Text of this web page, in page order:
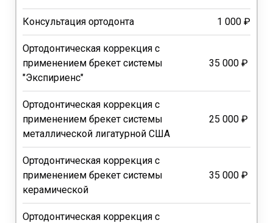
Консультация ортодонта 1 000 ₽
Ортодонтическая коррекция с
применением брекет системы
"Экспириенс"
35 000 ₽
Ортодонтическая коррекция с
применением брекет системы
металлической лигатурной США
25 000 ₽
Ортодонтическая коррекция с
применением брекет системы
керамической
35 000 ₽
Ортодонтическая коррекция с